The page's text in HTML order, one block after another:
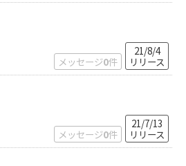
メッセージ0件
21/8/4
リリース
メッセージ0件
21/7/13
リリース